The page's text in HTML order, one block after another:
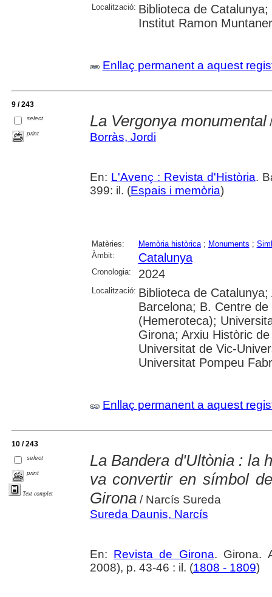
Localització: Biblioteca de
Institut Ramon
Enllaç permanent a aquest
9 / 243
select
print
La Vergonya monumental/
Borràs, Jordi
En: L'Avenç : Revista d'Història.
399: il. (Espais i memòria)
Matèries: Memòria històrica; Monuments ;
Àmbit:
Catalunya
Cronologia: 2024
Localització: Biblioteca de
Barcelona; B. Centre
(Hemeroteca);
Girona; Arxiu Històric
Universitat de Vic-
Universitat Pompeu
Enllaç permanent a aquest
10 / 243
select
print
Text complet
La Bandera d'Ultònia : la
va convertir en símbol
Girona/ Narcís Sureda
Sureda Daunis, Narcís
En: Revista de Girona. Girona.
2008), p. 43-46 : il. (1808 - 1809)